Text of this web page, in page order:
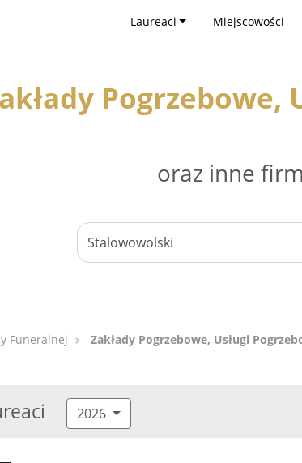
Laureaci Miejscowości
Pogrzebowe,
oraz inne
Funeralnej Zakłady Pogrzebowe, Usługi
2026